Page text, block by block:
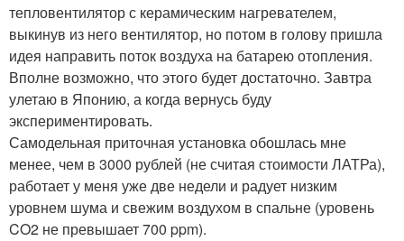
тепловентилятор с керамическим нагревателем,
выкинув из него вентилятор, но потом в голову пришла
идея направить поток воздуха на батарею отопления.
Вполне возможно, что этого будет достаточно. Завтра
улетаю в Японию, а когда вернусь буду
экспериментировать.
Самодельная приточная установка обошлась мне
менее, чем в 3000 рублей (не считая стоимости ЛАТРа),
работает у меня уже две недели и радует низким
уровнем шума и свежим воздухом в спальне (уровень
CO2 не превышает 700 ppm).